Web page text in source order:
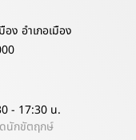
ง อำเภอเมือง
- 17:30 น.
นักขัตฤกษ์